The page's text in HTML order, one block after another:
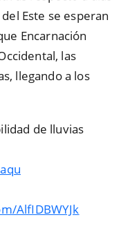
Este se esperan
Encarnación
las
llegando a los
de lluvias
AlfIDBWYJk